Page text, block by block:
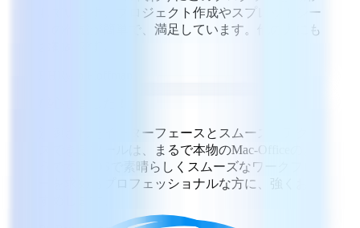
しています。プロジェクト作成やスプレッドシー
トの作成が簡単で、満足しています。他の人にも
洗練されたインターフェースとスムーズにアクセ
スできるツールは、まるで本物のMac-Officeのよ
うです。iOSで素晴らしくスムーズなワークフロ
ーを求めるプロフェッショナルな方に、強くおす